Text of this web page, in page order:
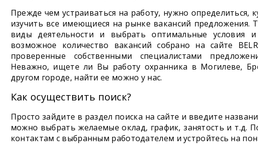
Прежде чем устраиваться на работу, нужно определиться,
изучить все имеющиеся на рынке вакансий предложения.
виды деятельности и выбрать оптимальные условия
возможное количество вакансий собрано на сайте
проверенные собственными специалистами
Неважно, ищете ли Вы работу охранника в Могилеве,
другом городе, найти ее можно у нас.
Как осуществить поиск?
Просто зайдите в раздел поиска на сайте и введите
можно выбрать желаемые оклад, график, занятость и т.д.
контактам с выбранным работодателем и устройтесь на